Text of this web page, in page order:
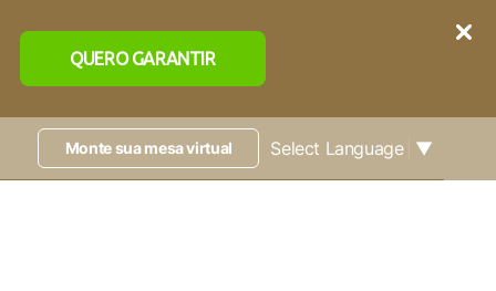
QUERO GARANTIR
Monte sua mesa virtual Select Language ▼